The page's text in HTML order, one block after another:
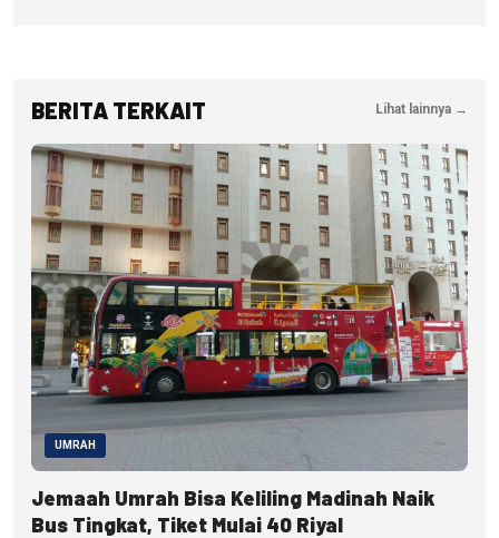
BERITA TERKAIT Lihat lainnya →
UMRAH
Jemaah Umrah Bisa Keliling Madinah Naik
Bus Tingkat, Tiket Mulai 40 Riyal